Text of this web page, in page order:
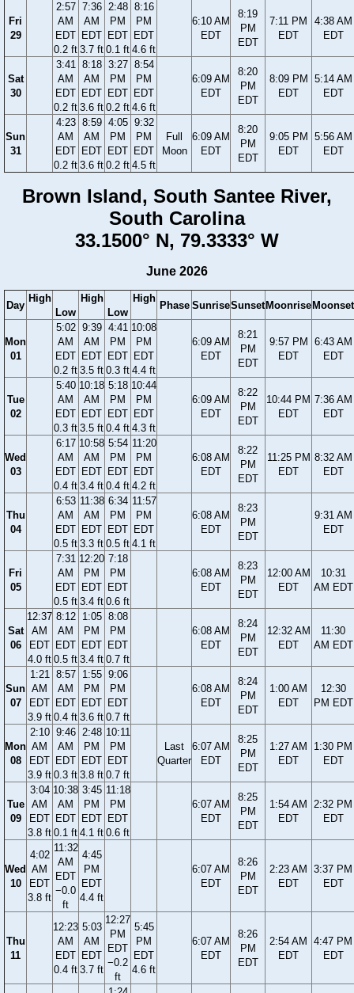
Fri
29
2:57
AM
EDT
0.2 ft
7:36
AM
EDT
3.7 ft
2:48
PM
EDT
0.1 ft
8:16
PM
EDT
4.6 ft
6:10 AM
EDT
8:19
PM
EDT
7:11 PM
EDT
4:38 AM
EDT
Sat
30
3:41
AM
EDT
0.2 ft
8:18
AM
EDT
3.6 ft
3:27
PM
EDT
0.2 ft
8:54
PM
EDT
4.6 ft
6:09 AM
EDT
8:20
PM
EDT
8:09 PM
EDT
5:14 AM
EDT
Sun
31
4:23
AM
EDT
0.2 ft
8:59
AM
EDT
3.6 ft
4:05
PM
EDT
0.2 ft
9:32
PM
EDT
4.5 ft
Full
Moon
6:09 AM
EDT
8:20
PM
EDT
9:05 PM
EDT
5:56 AM
EDT
Brown Island, South Santee River,
South Carolina
33.1500° N, 79.3333° W
June 2026
Day
High
Low
High
Low
High
Phase SunriseSunsetMoonriseMoonset
Mon
01
5:02
AM
EDT
0.2 ft
9:39
AM
EDT
3.5 ft
4:41
PM
EDT
0.3 ft
10:08
PM
EDT
4.4 ft
6:09 AM
EDT
8:21
PM
EDT
9:57 PM
EDT
6:43 AM
EDT
Tue
02
5:40
AM
EDT
0.3 ft
10:18
AM
EDT
3.5 ft
5:18
PM
EDT
0.4 ft
10:44
PM
EDT
4.3 ft
6:09 AM
EDT
8:22
PM
EDT
10:44 PM
EDT
7:36 AM
EDT
Wed
03
6:17
AM
EDT
0.4 ft
10:58
AM
EDT
3.4 ft
5:54
PM
EDT
0.4 ft
11:20
PM
EDT
4.2 ft
6:08 AM
EDT
8:22
PM
EDT
11:25 PM
EDT
8:32 AM
EDT
Thu
04
6:53
AM
EDT
0.5 ft
11:38
AM
EDT
3.3 ft
6:34
PM
EDT
0.5 ft
11:57
PM
EDT
4.1 ft
6:08 AM
EDT
8:23
PM
EDT
9:31 AM
EDT
Fri
05
7:31
AM
EDT
0.5 ft
12:20
PM
EDT
3.4 ft
7:18
PM
EDT
0.6 ft
6:08 AM
EDT
8:23
PM
EDT
12:00 AM
EDT
10:31
AM EDT
Sat
06
12:37
AM
EDT
4.0 ft
8:12
AM
EDT
0.5 ft
1:05
PM
EDT
3.4 ft
8:08
PM
EDT
0.7 ft
6:08 AM
EDT
8:24
PM
EDT
12:32 AM
EDT
11:30
AM EDT
Sun
07
1:21
AM
EDT
3.9 ft
8:57
AM
EDT
0.4 ft
1:55
PM
EDT
3.6 ft
9:06
PM
EDT
0.7 ft
6:08 AM
EDT
8:24
PM
EDT
1:00 AM
EDT
12:30
PM EDT
Mon
08
2:10
AM
EDT
3.9 ft
9:46
AM
EDT
0.3 ft
2:48
PM
EDT
3.8 ft
10:11
PM
EDT
0.7 ft
Last
Quarter
6:07 AM
EDT
8:25
PM
EDT
1:27 AM
EDT
1:30 PM
EDT
Tue
09
3:04
AM
EDT
3.8 ft
10:38
AM
EDT
0.1 ft
3:45
PM
EDT
4.1 ft
11:18
PM
EDT
0.6 ft
6:07 AM
EDT
8:25
PM
EDT
1:54 AM
EDT
2:32 PM
EDT
Wed
10
4:02
AM
EDT
3.8 ft
11:32
AM
EDT
−0.0
ft
4:45
PM
EDT
4.4 ft
6:07 AM
EDT
8:26
PM
EDT
2:23 AM
EDT
3:37 PM
EDT
Thu
11
12:23
AM
EDT
0.4 ft
5:03
AM
EDT
3.7 ft
12:27
PM
EDT
−0.2
ft
5:45
PM
EDT
4.6 ft
6:07 AM
EDT
8:26
PM
EDT
2:54 AM
EDT
4:47 PM
EDT